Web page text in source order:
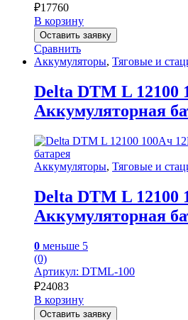
₽17760
В корзину
Оставить заявку
Сравнить
Аккумуляторы, Тяговые и
Delta DTM L 12100
Аккумуляторная
Аккумуляторы, Тяговые и
Delta DTM L 12100
Аккумуляторная
0 меньше 5
(0)
Артикул: DTML-100
₽24083
В корзину
Оставить заявку